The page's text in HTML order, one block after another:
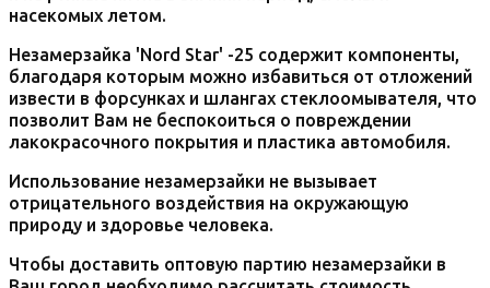
насекомых летом.
Незамерзайка 'Nord Star' -25 содержит компоненты,
благодаря которым можно избавиться от отложений
извести в форсунках и шлангах стеклоомывателя, что
позволит Вам не беспокоиться о повреждении
лакокрасочного покрытия и пластика автомобиля.
Использование незамерзайки не вызывает
отрицательного воздействия на окружающую
природу и здоровье человека.
Чтобы доставить оптовую партию незамерзайки в